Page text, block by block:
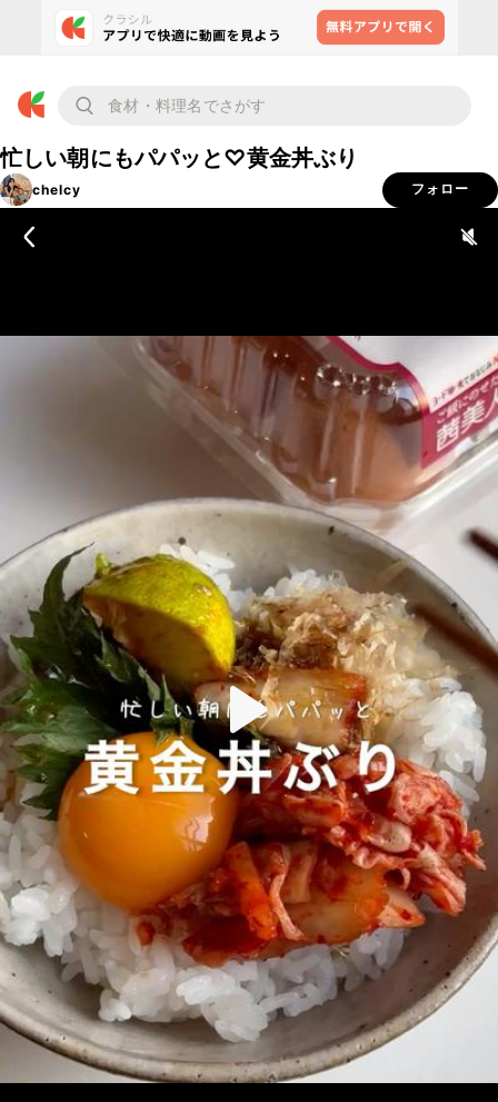
忙しい朝にもパパッと♡黄金丼ぶり
chelcy フォロー